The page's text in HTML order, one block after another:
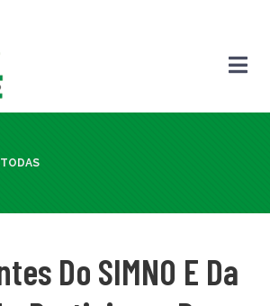
Do SIMNO E Da